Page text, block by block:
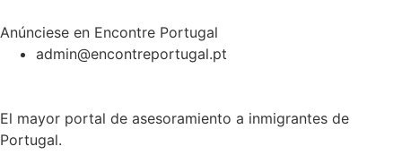
Anúnciese en Encontre Portugal
admin@encontreportugal.pt
El mayor portal de asesoramiento a inmigrantes de
Portugal.